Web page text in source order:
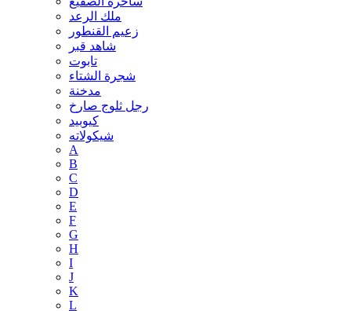
ملك الرعد
زعيم القنطور
شاهد قبر
تابوت
شجرة الشتاء
مدخنة
رجل ثلوج صارخ
كيوبيد
شيكولاته
A
B
C
D
E
F
G
H
I
J
K
L